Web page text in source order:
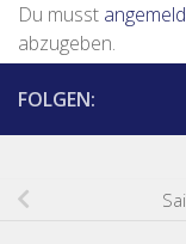
Du musst
abzugeben.
FOLGEN: